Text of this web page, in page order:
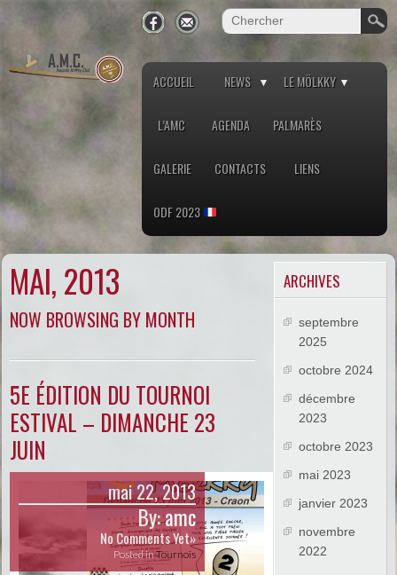
ACCUEIL NEWS LE MÖLKKY
L’AMC AGENDA PALMARÈS
GALERIE CONTACTS LIENS
ODF 2023
MAI, 2013
NOW BROWSING BY MONTH
5E ÉDITION DU TOURNOI
ESTIVAL – DIMANCHE 23
JUIN
mai 22, 2013
By:amc
No Comments Yet»
Posted inTournois
ARCHIVES
septembre
2025
octobre 2024
décembre
2023
octobre 2023
mai 2023
janvier 2023
novembre
2022